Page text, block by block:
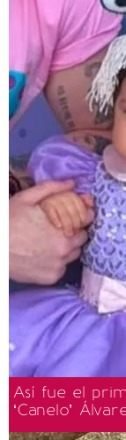
Así fue el
‘Canelo’